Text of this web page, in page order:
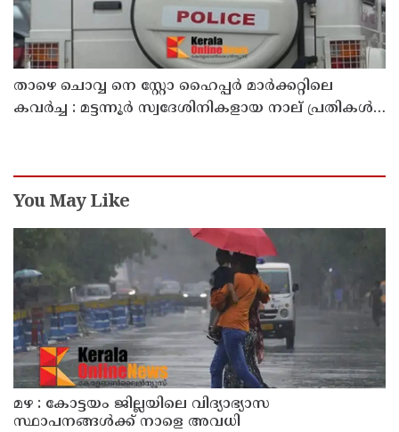
താഴെ ചൊവ്വ നെ സ്റ്റോ ഹൈപ്പർ മാർക്കറ്റിലെ
കവർച്ച : മട്ടന്നൂർ സ്വദേശിനികളായ നാല് പ്രതികൾ
You May Like
മഴ : കോട്ടയം ജില്ലയിലെ വിദ്യാഭ്യാസ
സ്ഥാപനങ്ങൾക്ക് നാളെ അവധി